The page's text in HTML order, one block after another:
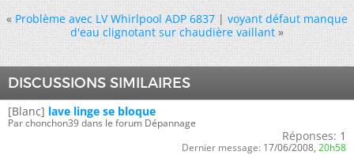
« Problème avec LV Whirlpool ADP 6837|voyant défaut manque
d'eau clignotant sur chaudière vaillant »
DISCUSSIONS SIMILAIRES
[Blanc] lave linge se bloque
Par chonchon39 dans le forum Dépannage
Réponses: 1
Dernier message: 17/06/2008, 20h58